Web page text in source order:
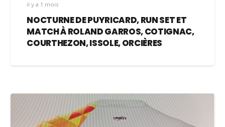
il y a 1 mois
NOCTURNE DE PUYRICARD, RUN SET ET
MATCH À ROLAND GARROS, COTIGNAC,
COURTHEZON, ISSOLE, ORCIÈRES